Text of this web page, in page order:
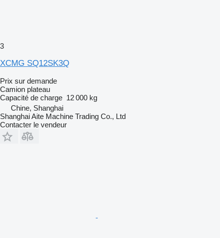
3
XCMG SQ12SK3Q
Prix sur demande
Camion plateau
Capacité de charge 12 000 kg
Chine, Shanghai
Shanghai Aite Machine Trading Co., Ltd
Contacter le vendeur